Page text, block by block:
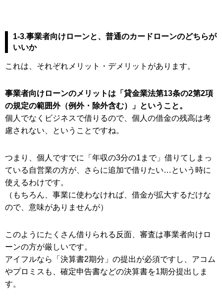
1-3.事業者向けローンと、普通のカードローンのどちらが
いいか
これは、それぞれメリット・デメリットがあります。
事業者向けローンのメリットは「貸金業法第13条の2第2項
の規定の範囲外（例外・除外含む）」ということ。
個人でなくビジネスで借りるので、個人の借金の残高は考
慮されない、ということですね。
つまり、個人ですでに「年収の3分の1まで」借りてしまっ
ている自営業の方が、さらに追加で借りたい…という時に
使えるわけです。
（もちろん、事業に使わなければ、借金が拡大するだけな
ので、意味がありませんが）
このようにたくさん借りられる反面、審査は事業者向けロ
ーンの方が厳しいです。
アイフルなら「決算書2期分」の提出が必須ですし、アコム
やプロミスも、確定申告書などの決算書を1期分提出しま
す。